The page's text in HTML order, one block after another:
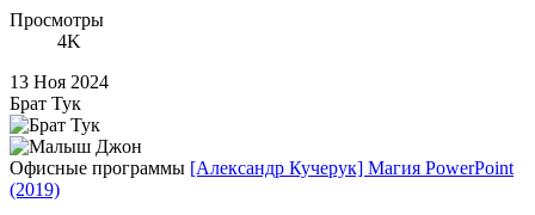
Просмотры
4K
13 Ноя 2024
Брат Тук
Офисные программы [Александр Кучерук] Магия PowerPoint
(2019)